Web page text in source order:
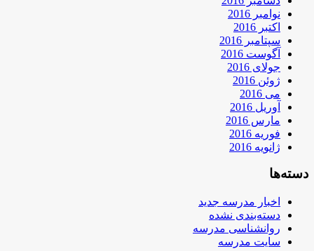
نوامبر 2016
اکتبر 2016
سپتامبر 2016
آگوست 2016
جولای 2016
ژوئن 2016
می 2016
آوریل 2016
مارس 2016
فوریه 2016
ژانویه 2016
دسته‌ها
اخبار مدرسه جدید
دسته‌بندی نشده
روانشناسی مدرسه
سایت مدرسه